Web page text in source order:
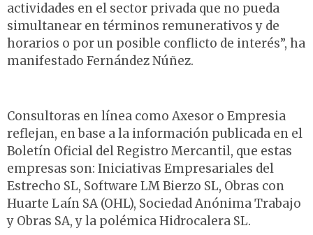
actividades en el sector privada que no pueda
simultanear en términos remunerativos y de
horarios o por un posible conflicto de interés”, ha
manifestado Fernández Núñez.
Consultoras en línea como Axesor o Empresia
reflejan, en base a la información publicada en el
Boletín Oficial del Registro Mercantil, que estas
empresas son: Iniciativas Empresariales del
Estrecho SL, Software LM Bierzo SL, Obras con
Huarte Laín SA (OHL), Sociedad Anónima Trabajo
y Obras SA, y la polémica Hidrocalera SL.